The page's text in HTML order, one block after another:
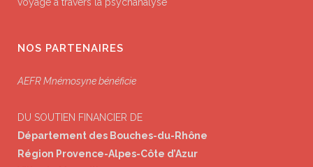
NOS PARTENAIRES
AEFR Mnémosyne bénéficie
DU SOUTIEN FINANCIER DE
Département des Bouches-du-Rhône
Région Provence-Alpes-Côte d’Azur